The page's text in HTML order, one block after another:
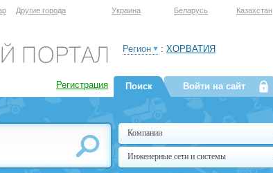
Другие города Украина Беларусь Казахстан
Регистрация
Регион : ХОРВАТИЯ
Поиск Войти на сайт
Компании
Инженерные сети и системы